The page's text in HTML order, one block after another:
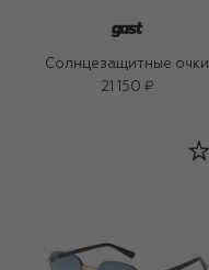
Солнцезащитные очки
21 150 ₽